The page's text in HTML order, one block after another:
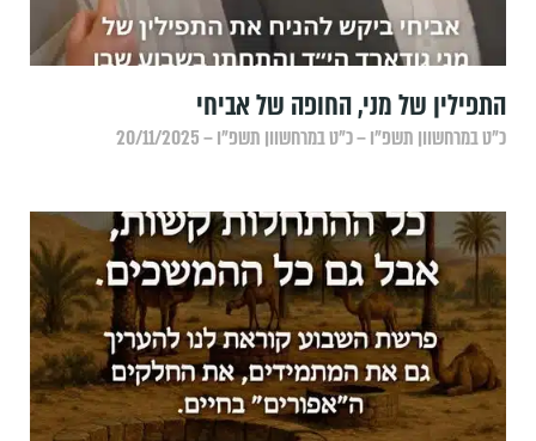
התפילין של מני, החופה של אביחי
כ״ט במרחשוון תשפ״ו – כ״ט במרחשוון תשפ״ו – 20/11/2025